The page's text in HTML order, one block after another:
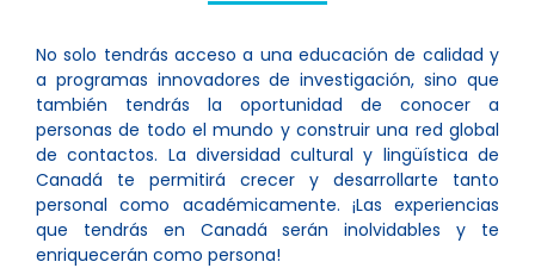
No solo tendrás acceso a una educación de calidad y
a programas innovadores de investigación, sino que
también tendrás la oportunidad de conocer a
personas de todo el mundo y construir una red global
de contactos. La diversidad cultural y lingüística de
Canadá te permitirá crecer y desarrollarte tanto
personal como académicamente. ¡Las experiencias
que tendrás en Canadá serán inolvidables y te
enriquecerán como persona!